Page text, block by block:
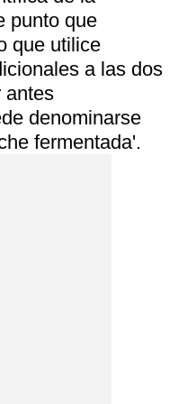
punto que
que utilice
a las dos
antes
denominarse
fermentada'.